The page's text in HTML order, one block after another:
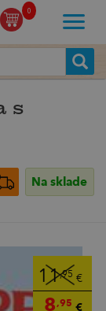
0
s
Na sklade
11,95 €
8,95 €